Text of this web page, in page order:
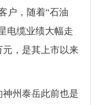
户，随着“石油
电缆业绩大幅走
元，是其上市以来
州泰岳此前也是